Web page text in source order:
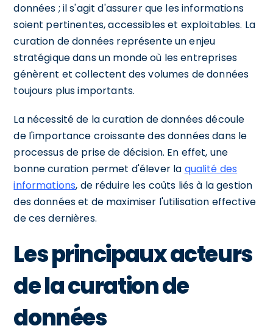
données ; il s'agit d'assurer que les informations
soient pertinentes, accessibles et exploitables. La
curation de données représente un enjeu
stratégique dans un monde où les entreprises
génèrent et collectent des volumes de données
toujours plus importants.
La nécessité de la curation de données découle
de l'importance croissante des données dans le
processus de prise de décision. En effet, une
bonne curation permet d'élever la qualité des
informations, de réduire les coûts liés à la gestion
des données et de maximiser l'utilisation effective
de ces dernières.
Les principaux acteurs
de la curation de
données